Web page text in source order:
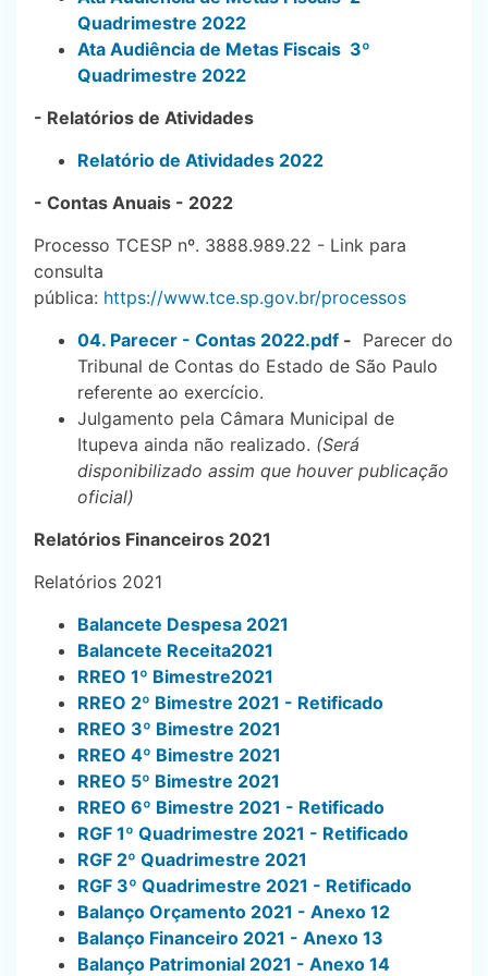
Quadrimestre 2022
Ata Audiência de Metas Fiscais 3º
Quadrimestre 2022
- Relatórios de Atividades
Relatório de Atividades 2022
- Contas Anuais - 2022
Processo TCESP nº. 3888.989.22 - Link para
consulta
pública: https://www.tce.sp.gov.br/processos
04. Parecer - Contas 2022.pdf - Parecer do
Tribunal de Contas do Estado de São Paulo
referente ao exercício.
Julgamento pela Câmara Municipal de
Itupeva ainda não realizado. (Será
disponibilizado assim que houver publicação
oficial)
Relatórios Financeiros 2021
Relatórios 2021
Balancete Despesa 2021
Balancete Receita2021
RREO 1º Bimestre2021
RREO 2º Bimestre 2021 - Retificado
RREO 3º Bimestre 2021
RREO 4º Bimestre 2021
RREO 5º Bimestre 2021
RREO 6º Bimestre 2021 - Retificado
RGF 1º Quadrimestre 2021 - Retificado
RGF 2º Quadrimestre 2021
RGF 3º Quadrimestre 2021 - Retificado
Balanço Orçamento 2021 - Anexo 12
Balanço Financeiro 2021 - Anexo 13
Balanço Patrimonial 2021 - Anexo 14